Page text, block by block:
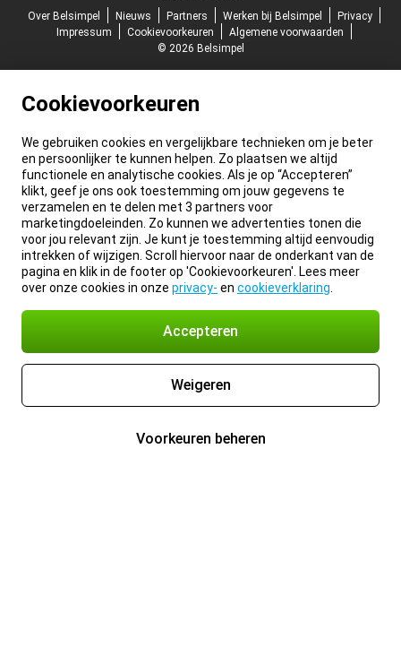
Over Belsimpel
Nieuws Partners Werken bij Belsimpel
Privacy
Impressum
Cookievoorkeuren
Algemene voorwaarden
© 2026 Belsimpel
Cookievoorkeuren
We gebruiken cookies en vergelijkbare technieken om je beter
en persoonlijker te kunnen helpen. Zo plaatsen we altijd
functionele en analytische cookies. Als je op “Accepteren”
klikt, geef je ons ook toestemming om jouw gegevens te
verzamelen en te delen met 3 partners voor
marketingdoeleinden. Zo kunnen we advertenties tonen die
voor jou relevant zijn. Je kunt je toestemming altijd eenvoudig
intrekken of wijzigen. Scroll hiervoor naar de onderkant van de
pagina en klik in de footer op 'Cookievoorkeuren'. Lees meer
over onze cookies in onze privacy- en cookieverklaring
Accepteren
Weigeren
Voorkeuren beheren